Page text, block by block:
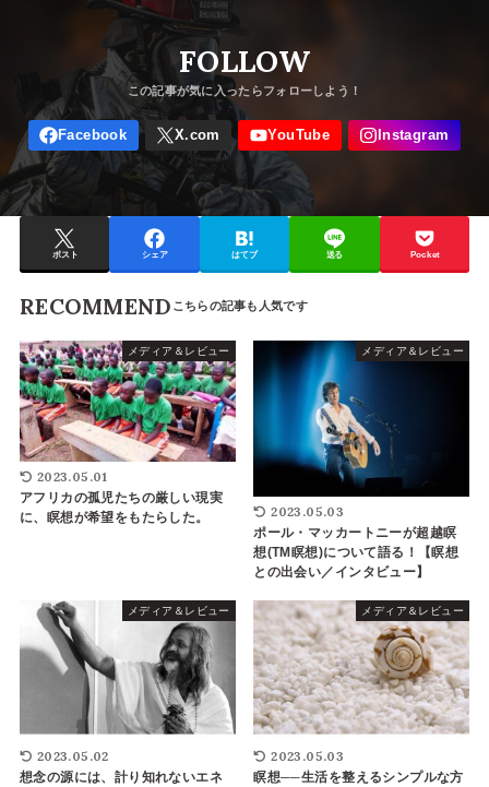
FOLLOW
ポスト シェア はてブ 送る Pocket
RECOMMEND
メディア＆レビュー
2023.05.01
アフリカの孤児たちの厳しい現実
に、瞑想が希望をもたらした。
メディア＆レビュー
2023.05.03
ポール・マッカートニーが超越瞑
想(TM瞑想)について語る！【瞑想
との出会い／インタビュー】
メディア＆レビュー
2023.05.02
想念の源には、計り知れないエネ
メディア＆レビュー
2023.05.03
瞑想──生活を整えるシンプルな方